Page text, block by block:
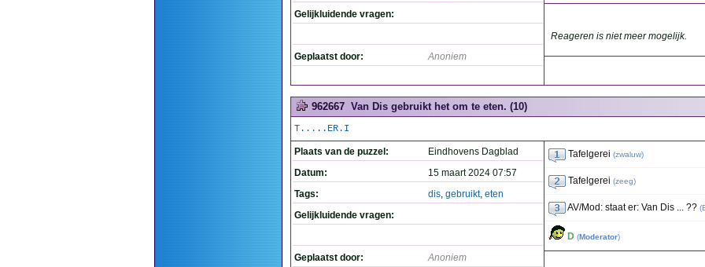
Gelijkluidende vragen:
Geplaatst door: Anoniem
Reageren is niet meer mogelijk.
962667 Van Dis gebruikt het om te eten. (10)
T.....ER.I
Plaats van de puzzel:
Eindhovens Dagblad
Datum:
15 maart 2024 07:57
Tags:
dis, gebruikt, eten
Gelijkluidende vragen:
Geplaatst door: Anoniem
Tafelgerei (zwaluw)
Tafelgerei (zeeg)
AV/Mod: staat er: Van Dis ... ?? (
D (Moderator)